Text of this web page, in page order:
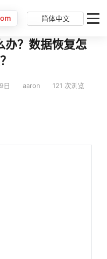
简体中文
办？数据恢复怎么做？
办？数据恢复怎
日 aaron 121 次浏览